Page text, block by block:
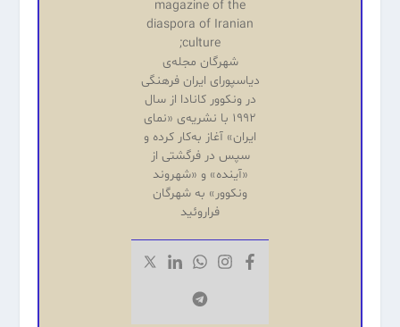
magazine of the
diaspora of Iranian
culture;
شهرگان مجله‌ی
دیاسپورای ایران فرهنگی
در ونکوور کانادا از سال
۱۹۹۲ با نشریه‌‌ی «نمای
ایران» آغاز به‌کار کرده و
سپس در فرگشتی از
«آینده‌» و «شهروند
ونکوور» به شهرگان
فراروئید